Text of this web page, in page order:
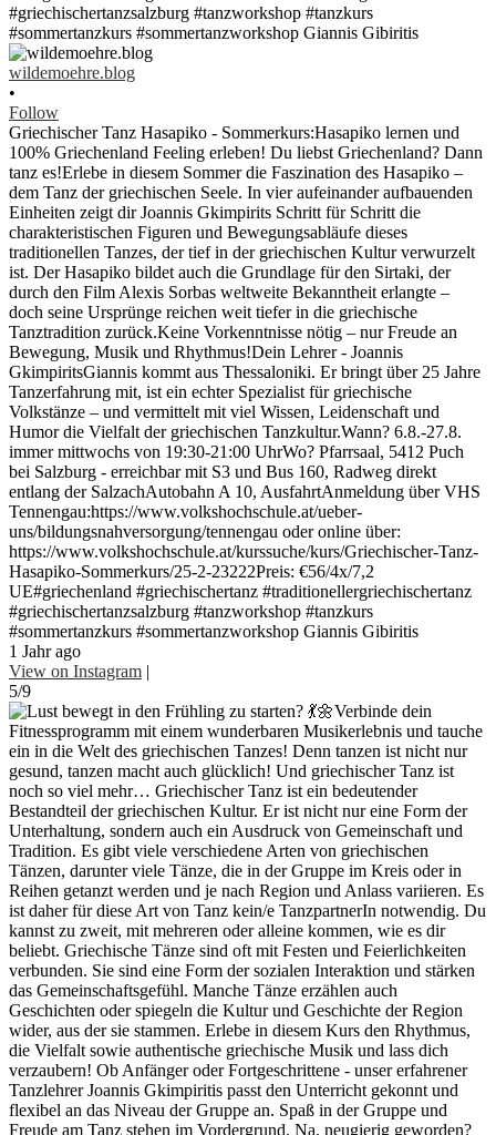
wildemoehre.blog
•
Follow
Griechischer Tanz Hasapiko - Sommerkurs:Hasapiko lernen und
100% Griechenland Feeling erleben! Du liebst Griechenland? Dann
tanz es!Erlebe in diesem Sommer die Faszination des Hasapiko –
dem Tanz der griechischen Seele. In vier aufeinander aufbauenden
Einheiten zeigt dir Joannis Gkimpirits Schritt für Schritt die
charakteristischen Figuren und Bewegungsabläufe dieses
traditionellen Tanzes, der tief in der griechischen Kultur verwurzelt
ist. Der Hasapiko bildet auch die Grundlage für den Sirtaki, der
durch den Film Alexis Sorbas weltweite Bekanntheit erlangte –
doch seine Ursprünge reichen weit tiefer in die griechische
Tanztradition zurück.Keine Vorkenntnisse nötig – nur Freude an
Bewegung, Musik und Rhythmus!Dein Lehrer - Joannis
GkimpiritsGiannis kommt aus Thessaloniki. Er bringt über 25 Jahre
Tanzerfahrung mit, ist ein echter Spezialist für griechische
Volkstänze – und vermittelt mit viel Wissen, Leidenschaft und
Humor die Vielfalt der griechischen Tanzkultur.Wann? 6.8.-27.8.
immer mittwochs von 19:30-21:00 UhrWo? Pfarrsaal, 5412 Puch
bei Salzburg - erreichbar mit S3 und Bus 160, Radweg direkt
entlang der SalzachAutobahn A 10, AusfahrtAnmeldung über VHS
Tennengau:https://www.volkshochschule.at/ueber-
uns/bildungsnahversorgung/tennengau oder online über:
https://www.volkshochschule.at/kurssuche/kurs/Griechischer-Tanz-
Hasapiko-Sommerkurs/25-2-23222Preis: €56/4x/7,2
UE#griechenland #griechischertanz #traditionellergriechischertanz
#griechischertanzsalzburg #tanzworkshop #tanzkurs
#sommertanzkurs #sommertanzworkshop Giannis Gibiritis
1 Jahr ago
View on Instagram |
5/9